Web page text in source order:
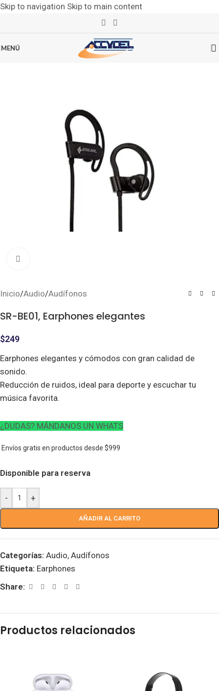
Skip to navigation Skip to main content
MENÚ
Inicio/Audio/Audífonos
SR-BE01, Earphones elegantes
$249
Earphones elegantes y cómodos con gran calidad de
sonido.
Reducción de ruidos, ideal para deporte y escuchar tu
música favorita.
¿DUDAS? MÁNDANOS UN WHATS
Envíos gratis en productos desde $999
Disponible para reserva
- +
AÑADIR AL CARRITO
Categorías: Audio, Audífonos
Etiqueta: Earphones
Share:
Productos relacionados